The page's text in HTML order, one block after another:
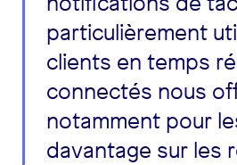
particulièrement
clients en temps
connectés nous
notamment pour
davantage sur les